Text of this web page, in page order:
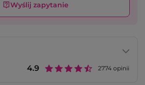
Wyślij zapytanie
4.9 2774 opinii